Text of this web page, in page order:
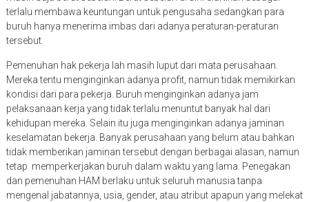
terlalu membawa keuntungan untuk pengusaha sedangkan para
buruh hanya menerima imbas dari adanya peraturan-peraturan
tersebut.
Pemenuhan hak pekerja lah masih luput dari mata perusahaan.
Mereka tentu menginginkan adanya profit, namun tidak memikirkan
kondisi dari para pekerja. Buruh menginginkan adanya jam
pelaksanaan kerja yang tidak terlalu menuntut banyak hal dari
kehidupan mereka. Selain itu juga menginginkan adanya jaminan
keselamatan bekerja. Banyak perusahaan yang belum atau bahkan
tidak memberikan jaminan tersebut dengan berbagai alasan, namun
tetap memperkerjakan buruh dalam waktu yang lama. Penegakan
dan pemenuhan HAM berlaku untuk seluruh manusia tanpa
mengenal jabatannya, usia, gender, atau atribut apapun yang melekat